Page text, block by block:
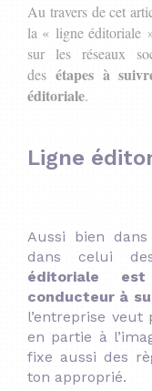
Au travers de cet
la « ligne éditoriale
sur les réseaux
des étapes à
éditoriale.
Ligne
Aussi bien
dans celui
éditoriale
conducteur à
l’entreprise
en partie à
fixe aussi des
ton approprié.